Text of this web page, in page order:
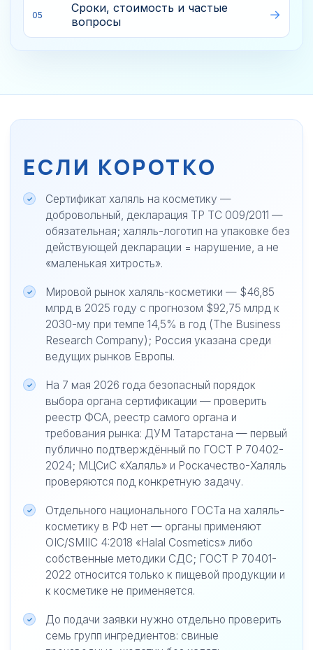
05
Сроки, стоимость и частые
вопросы
ЕСЛИ КОРОТКО
Сертификат халяль на косметику —
добровольный, декларация ТР ТС 009/2011 —
обязательная; халяль-логотип на упаковке без
действующей декларации = нарушение, а не
«маленькая хитрость».
Мировой рынок халяль-косметики — $46,85
млрд в 2025 году с прогнозом $92,75 млрд к
2030-му при темпе 14,5% в год (The Business
Research Company); Россия указана среди
ведущих рынков Европы.
На 7 мая 2026 года безопасный порядок
выбора органа сертификации — проверить
реестр ФСА, реестр самого органа и
требования рынка: ДУМ Татарстана — первый
публично подтверждённый по ГОСТ Р 70402-
2024; МЦСиС «Халяль» и Роскачество-Халяль
проверяются под конкретную задачу.
Отдельного национального ГОСТа на халяль-
косметику в РФ нет — органы применяют
OIC/SMIIC 4:2018 «Halal Cosmetics» либо
собственные методики СДС; ГОСТ Р 70401-
2022 относится только к пищевой продукции и
к косметике не применяется.
До подачи заявки нужно отдельно проверить
семь групп ингредиентов: свиные